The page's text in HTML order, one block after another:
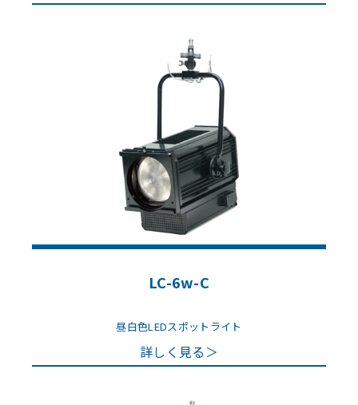
LC-6w-C
昼白色LEDスポットライト
詳しく見る＞